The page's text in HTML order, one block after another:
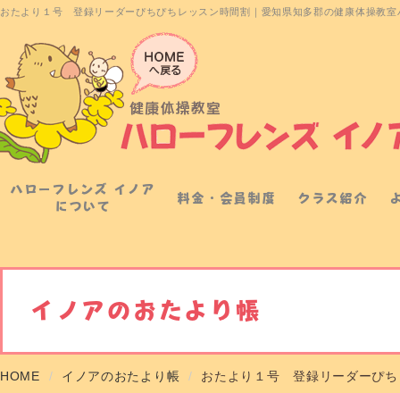
おたより１号 登録リーダーぴちぴちレッスン時間割｜愛知県知多郡の健康体操教室
ハローフレンズ イノア
について
料金・会員制度 クラス紹介
イノアのおたより帳
HOME イノアのおたより帳
おたより１号 登録リーダーぴち